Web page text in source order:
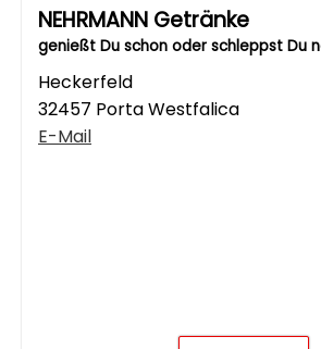
NEHRMANN Getränke
genießt Du schon oder schleppst Du
Heckerfeld
32457 Porta Westfalica
E-Mail